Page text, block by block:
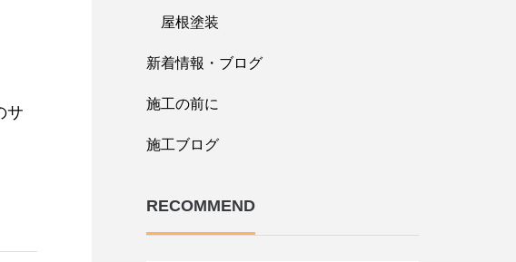
サ
屋根塗装
新着情報・ブログ
施工の前に
施工ブログ
RECOMMEND